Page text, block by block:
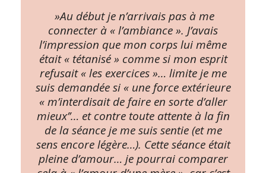
️ »Au début je n’arrivais pas à me
connecter à « l’ambiance ». J’avais
l’impression que mon corps lui même
était « tétanisé » comme si mon esprit
refusait « les exercices »… limite je me
suis demandée si « une force extérieure
« m’interdisait de faire en sorte d’aller
mieux’’… et contre toute attente à la fin
de la séance je me suis sentie (et me
sens encore légère…). Cette séance était
pleine d’amour… je pourrai comparer